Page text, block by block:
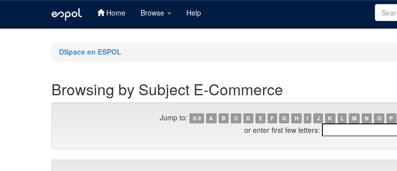
Home Browse Help
DSpace en ESPOL
Browsing by Subject E-Commerce
Jump to: 0-9 A B C D E F G H I J K L M N O P
or enter first few letters: